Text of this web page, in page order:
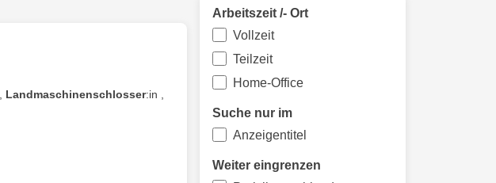
Landmaschinenschlosser:in ,
Arbeitszeit /- Ort
Vollzeit
Teilzeit
Home-Office
Suche nur im
Anzeigentitel
Weiter eingrenzen